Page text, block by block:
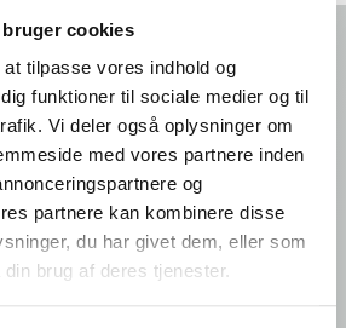
bruger cookies
tilpasse vores indhold og
funktioner til sociale medier og til
Vi deler også oplysninger om
med vores partnere inden
og
partnere kan kombinere disse
du har givet dem, eller som
brug af deres tjenester.
Office